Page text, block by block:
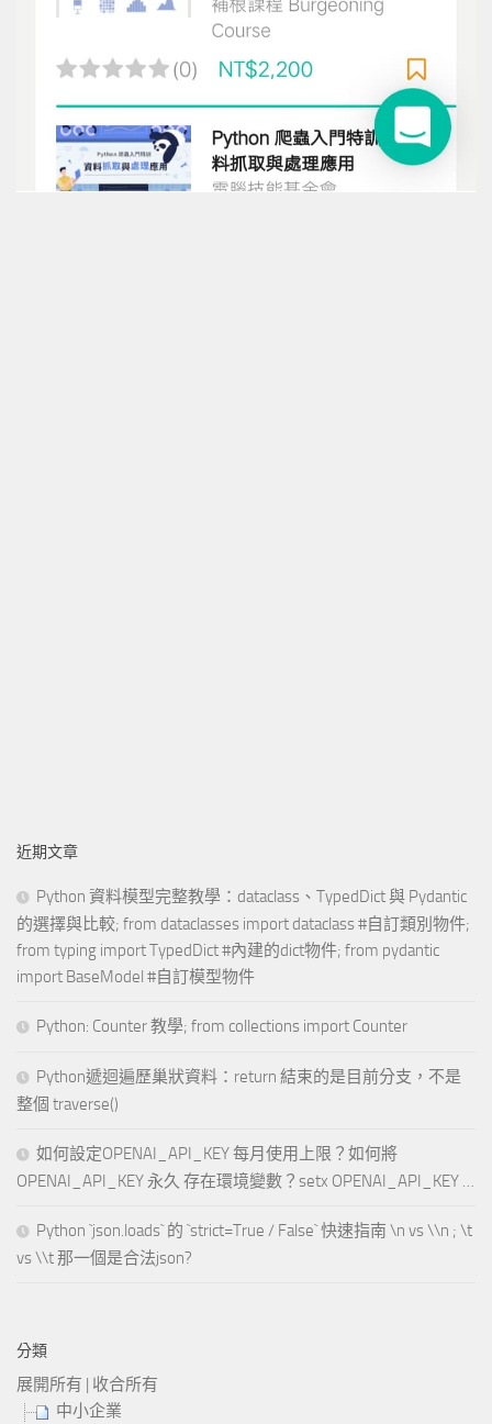
近期文章
Python 資料模型完整教學：dataclass、TypedDict 與 Pydantic
的選擇與比較; from dataclasses import dataclass #自訂類別物件;
from typing import TypedDict #內建的dict物件; from pydantic
import BaseModel #自訂模型物件
Python: Counter 教學; from collections import Counter
Python遞迴遍歷巢狀資料：return 結束的是目前分支，不是
整個 traverse()
如何設定OPENAI_API_KEY 每月使用上限？如何將
OPENAI_API_KEY 永久 存在環境變數？setx OPENAI_API_KEY …
Python `json.loads` 的 `strict=True / False` 快速指南 \n vs \\n ; \t
vs \\t 那一個是合法json?
分類
展開所有 | 收合所有
中小企業